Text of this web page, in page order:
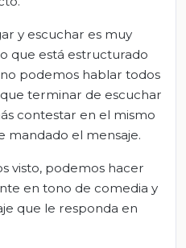
y escuchar es muy
que está estructurado
podemos hablar todos
terminar de escuchar
contestar en el mismo
mandado el mensaje.
visto, podemos hacer
en tono de comedia y
que le responda en